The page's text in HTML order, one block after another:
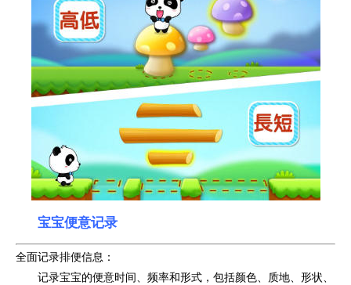
宝宝便意记录
全面记录排便信息：
记录宝宝的便意时间、频率和形式，包括颜色、质地、形状、